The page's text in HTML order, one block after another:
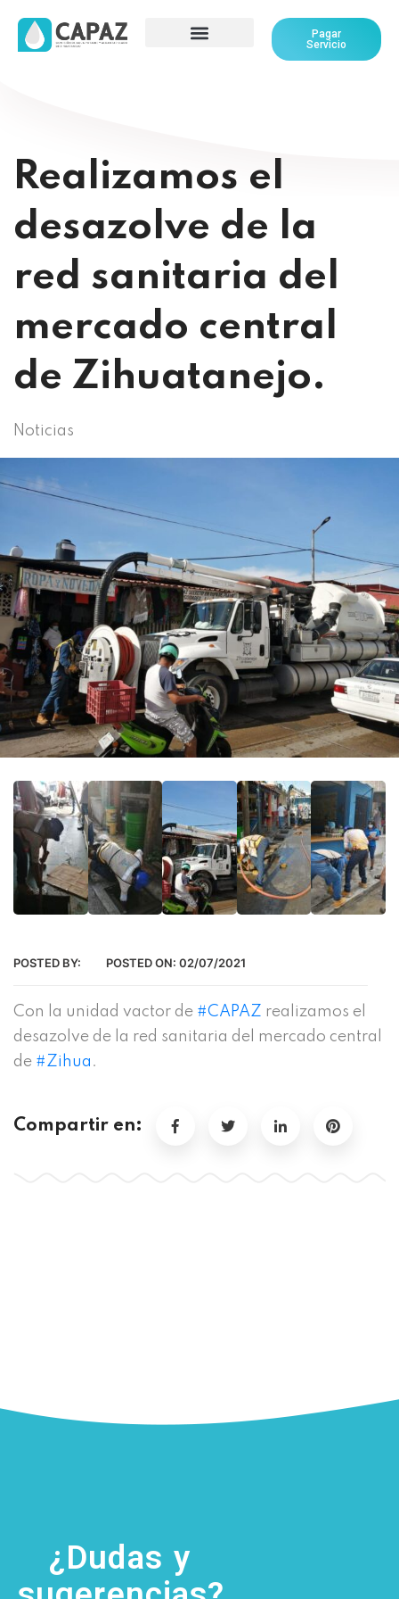
Pagar
Servicio
Realizamos el
desazolve de la
red sanitaria del
mercado central
de Zihuatanejo.
Noticias
POSTED BY: POSTED ON: 02/07/2021
Con la unidad vactor de #CAPAZ realizamos el
desazolve de la red sanitaria del mercado central
de #Zihua .
Compartir en:
¿Dudas y